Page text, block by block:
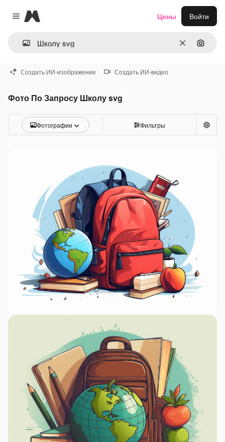
Close menu
Magnific
ОчиститьПоиск
Цены Войти
Создать ИИ-изображение Создать ИИ-видео
Фото По Запросу Школу svg
Фотографии Фильтры